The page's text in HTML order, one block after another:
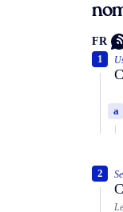
FR
1
a
2